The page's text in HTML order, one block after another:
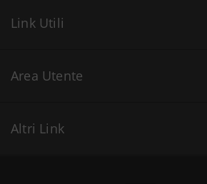
Link Utili
Area Utente
Altri Link